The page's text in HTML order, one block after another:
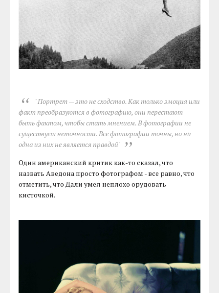
"Портрет — это не сходство. Как только эмоция или
факт преобразуются в фотографию, они перестают
быть фактом, чтобы стать мнением. В фотографии не
существует неточности. Все фотографии точны, но ни
одна из них не является правдой"
Один американский критик как-то сказал, что
назвать Аведона просто фотографом - все равно, что
отметить, что Дали умел неплохо орудовать
кисточкой.